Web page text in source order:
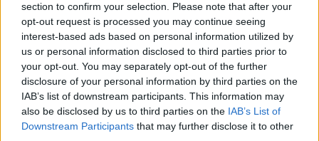
section to confirm your selection. Please note that after your
opt-out request is processed you may continue seeing
interest-based ads based on personal information utilized by
us or personal information disclosed to third parties prior to
your opt-out. You may separately opt-out of the further
disclosure of your personal information by third parties on the
IAB’s list of downstream participants. This information may
also be disclosed by us to third parties on the IAB’s List of
Downstream Participants that may further disclose it to other
VECKANS MEST LÄSTA
5 Tidlösa Frisyrer För Män Som Aldrig Blir
Omoderna